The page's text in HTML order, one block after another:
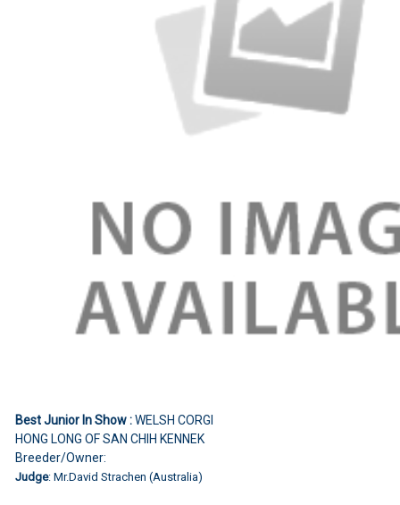
Best Junior In Show :WELSH CORGI
HONG LONG OF SAN CHIH KENNEK
Breeder/Owner:
Judge: Mr.David Strachen (Australia)